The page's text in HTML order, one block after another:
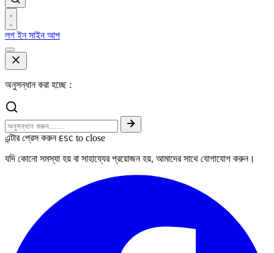
লগ ইনসাইন আপ
অনুসন্ধান করা হচ্ছে :
এন্টার প্রেস করুন ESC to close
যদি কোনো সমস্যা হয় বা সাহায্যের প্রয়োজন হয়, আমাদের সাথে যোগাযোগ করুন।